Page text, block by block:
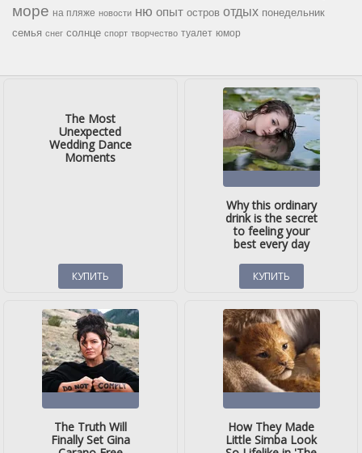
море на пляже новости ню опыт остров отдых понедельник
семья снег солнце спорт творчество туалет юмор